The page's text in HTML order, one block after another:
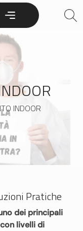
INDOOR
Pratiche
dei principali
livelli di